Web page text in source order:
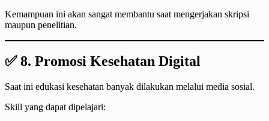
Kemampuan ini akan sangat membantu saat mengerjakan skripsi
maupun penelitian.
✅ 8. Promosi Kesehatan Digital
Saat ini edukasi kesehatan banyak dilakukan melalui media sosial.
Skill yang dapat dipelajari: